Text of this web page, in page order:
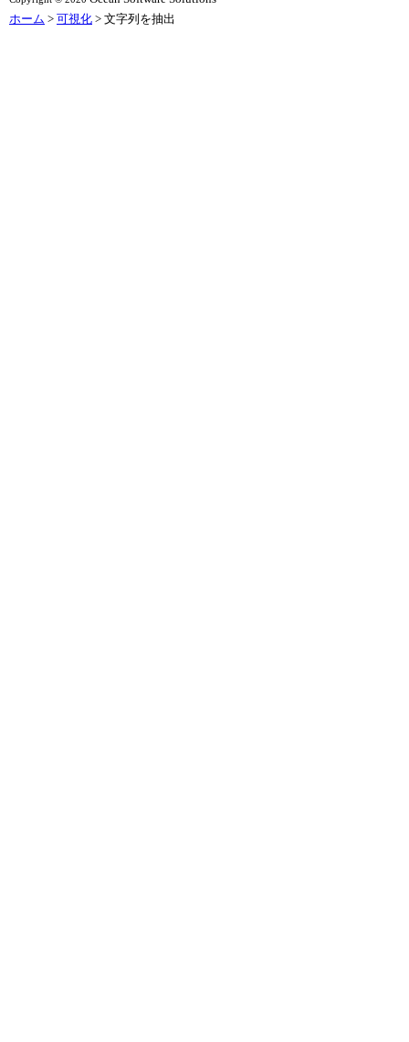
ホーム > 可視化 > 文字列を抽出